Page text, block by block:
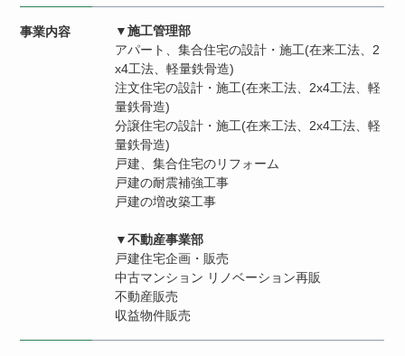
事業内容
▼施工管理部
アパート、集合住宅の設計・施工(在来工法、2
x4工法、軽量鉄骨造)
注文住宅の設計・施工(在来工法、2x4工法、軽
量鉄骨造)
分譲住宅の設計・施工(在来工法、2x4工法、軽
量鉄骨造)
戸建、集合住宅のリフォーム
戸建の耐震補強工事
戸建の増改築工事
▼不動産事業部
戸建住宅企画・販売
中古マンション リノベーション再販
不動産販売
収益物件販売